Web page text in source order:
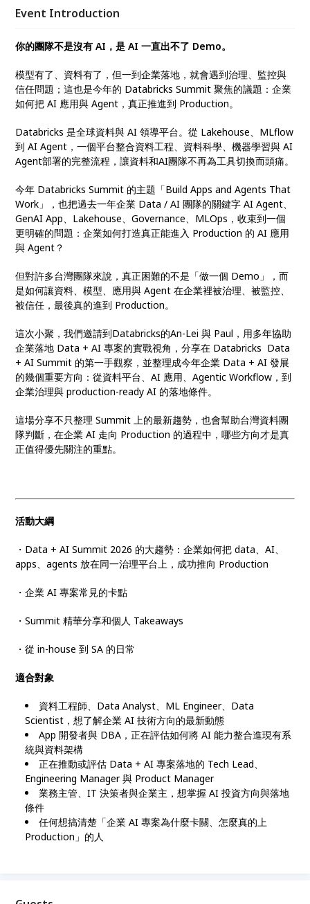
創電子報：https://datainnolab.pse.is/84sqzh
Event Introduction
你的團隊不是沒有 AI，是 AI 一直出不了 Demo。
模型有了、資料有了，但一到企業落地，就會遇到治理、監控與
信任問題；這也是今年的 Databricks Summit 聚焦的議題：企業
如何把 AI 應用與 Agent，真正推進到 Production。
Databricks 是全球資料與 AI 領導平台。從 Lakehouse、MLflow
到 AI Agent，一個平台整合資料工程、資料科學、機器學習與 AI
Agent部署的完整流程，讓資料和AI團隊不再為工具切換而頭痛。
今年 Databricks Summit 的主題「Build Apps and Agents That
Work」，也把過去一年企業 Data / AI 團隊的關鍵字 AI Agent、
GenAI App、Lakehouse、Governance、MLOps，收束到一個
更明確的問題：企業如何打造真正能進入 Production 的 AI 應用
與 Agent？
但對許多台灣團隊來說，真正困難的不是「做一個 Demo」，而
是如何讓資料、模型、應用與 Agent 在企業裡被治理、被監控、
被信任，最後真的進到 Production。
這次小聚，我們邀請到Databricks的An-Lei 與 Paul，用多年協助
企業落地 Data + AI 專案的實戰視角，分享在 Databricks Data
+ AI Summit 的第一手觀察，並整理成今年企業 Data + AI 發展
的幾個重要方向：從資料平台、AI 應用、Agentic Workflow，到
企業治理與 production-ready AI 的落地條件。
這場分享不只整理 Summit 上的最新趨勢，也會幫助台灣資料團
隊判斷，在企業 AI 走向 Production 的過程中，哪些方向才是真
正值得優先關注的重點。
活動大綱
・Data + AI Summit 2026 的大趨勢：企業如何把 data、AI、
apps、agents 放在同一治理平台上，成功推向 Production
・企業 AI 專案常見的卡點
・Summit 精華分享和個人 Takeaways
・從 in-house 到 SA 的日常
適合對象
資料工程師、Data Analyst、ML Engineer、Data
Scientist，想了解企業 AI 技術方向的最新動態
App 開發者與 DBA，正在評估如何將 AI 能力整合進現有系
統與資料架構
正在推動或評估 Data + AI 專案落地的 Tech Lead、
Engineering Manager 與 Product Manager
業務主管、IT 決策者與企業主，想掌握 AI 投資方向與落地
條件
任何想搞清楚「企業 AI 專案為什麼卡關、怎麼真的上
Production」的人